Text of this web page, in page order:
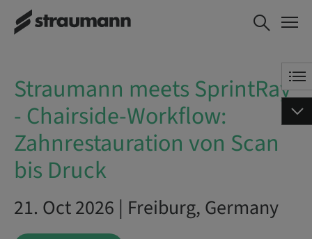
Straumann meets SprintRay -
Chairside-Workflow:
BOOK NOW
Straumann meets SprintRay
- Chairside-Workflow:
Zahnrestauration von Scan
bis Druck
21. Oct 2026 | Freiburg, Germany